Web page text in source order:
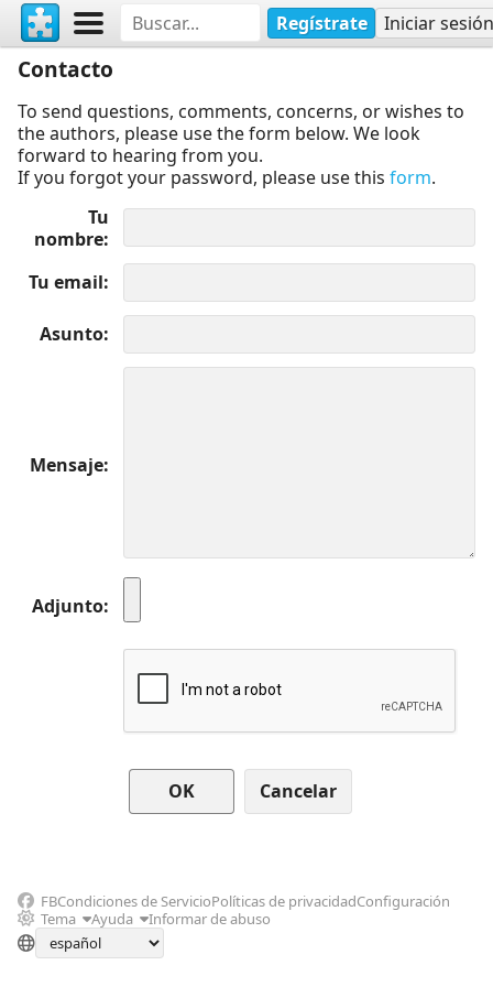
Regístrate Iniciar sesión
Contacto
To send questions, comments, concerns, or wishes to
the authors, please use the form below. We look
forward to hearing from you.
If you forgot your password, please use this form.
Tu
nombre
Tu email
Asunto
Mensaje
Adjunto
Cancelar
FBCondiciones de ServicioPolíticas de privacidadConfiguración
Tema
Ayuda Informar de abuso